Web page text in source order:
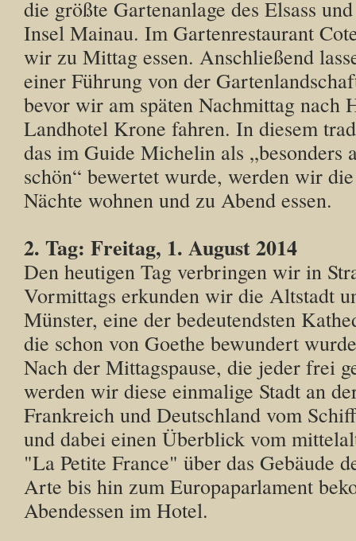
die größte Gartenanlage des Elsass
Insel Mainau. Im Gartenrestaurant
wir zu Mittag essen. Anschließend
einer Führung von der
bevor wir am späten Nachmittag nach
Landhotel Krone fahren. In diesem
das im Guide Michelin als „besonders
schön“ bewertet wurde, werden wir
Nächte wohnen und zu Abend essen.
2. Tag: Freitag, 1. August 2014
Den heutigen Tag verbringen wir in
Vormittags erkunden wir die Altstadt
Münster, eine der bedeutendsten
die schon von Goethe bewundert
Nach der Mittagspause, die jeder frei
werden wir diese einmalige Stadt an
Frankreich und Deutschland vom
und dabei einen Überblick vom
"La Petite France" über das Gebäude
Arte bis hin zum Europaparlament
Abendessen im Hotel.